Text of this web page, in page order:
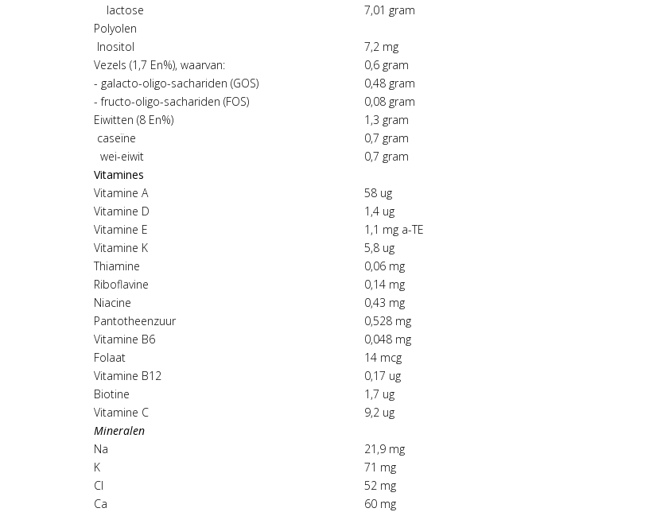
lactose
7,01 gram
Polyolen
Inositol
7,2 mg
Vezels (1,7 En%), waarvan:
0,6 gram
- galacto-oligo-sachariden (GOS)
0,48 gram
- fructo-oligo-sachariden (FOS)
0,08 gram
Eiwitten (8 En%)
1,3 gram
caseïne
0,7 gram
wei-eiwit
0,7 gram
Vitamines
Vitamine A
58 ug
Vitamine D
1,4 ug
Vitamine E
1,1 mg a-TE
Vitamine K
5,8 ug
Thiamine
0,06 mg
Riboflavine
0,14 mg
Niacine
0,43 mg
Pantotheenzuur
0,528 mg
Vitamine B6
0,048 mg
Folaat
14 mcg
Vitamine B12
0,17 ug
Biotine
1,7 ug
Vitamine C
9,2 ug
Mineralen
Na
21,9 mg
K
71 mg
Cl
52 mg
Ca
60 mg